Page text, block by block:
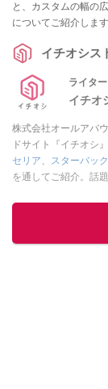
と、カスタムの幅の
についてご紹介します
イチオシス
ライタ
イチオ
株式会社オールアバ
ドサイト『イチオシ
セリア、 スターバッ
を通してご紹介。話
レビューしています